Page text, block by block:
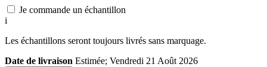
Je commande un échantillon
i
Les échantillons seront toujours livrés sans marquage.
Date de livraison Estimée; Vendredi 21 Août 2026